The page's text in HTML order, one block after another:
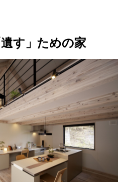
す」ための家